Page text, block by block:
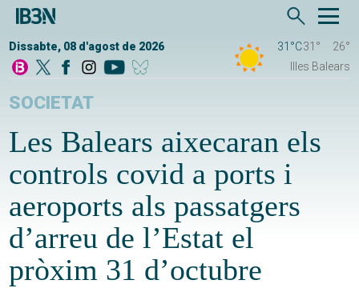
Dissabte, 08 d'agost de 2026 31°C31°
26°
Illes Balears
SOCIETAT
Les Balears aixecaran els
controls covid a ports i
aeroports als passatgers
d’arreu de l’Estat el
pròxim 31 d’octubre